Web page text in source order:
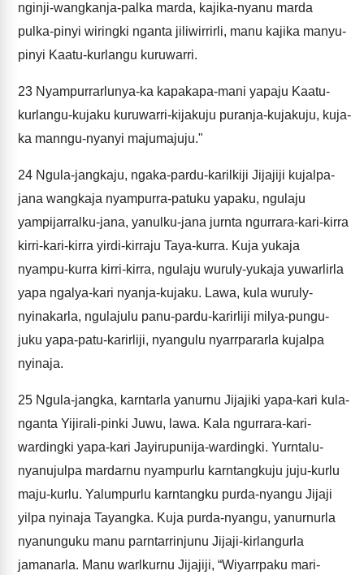
nginji-wangkanja-palka marda, kajika-nyanu marda
pulka-pinyi wiringki nganta jiliwirrirli, manu kajika manyu-
pinyi Kaatu-kurlangu kuruwarri.
23 Nyampurrarlunya-ka kapakapa-mani yapaju Kaatu-
kurlangu-kujaku kuruwarri-kijakuju puranja-kujakuju, kuja-
ka manngu-nyanyi majumajuju."
24 Ngula-jangkaju, ngaka-pardu-karilkiji Jijajiji kujalpa-
jana wangkaja nyampurra-patuku yapaku, ngulaju
yampijarralku-jana, yanulku-jana jurnta ngurrara-kari-kirra
kirri-kari-kirra yirdi-kirraju Taya-kurra. Kuja yukaja
nyampu-kurra kirri-kirra, ngulaju wuruly-yukaja yuwarlirla
yapa ngalya-kari nyanja-kujaku. Lawa, kula wuruly-
nyinakarla, ngulajulu panu-pardu-karirliji milya-pungu-
juku yapa-patu-karirliji, nyangulu nyarrpararla kujalpa
nyinaja.
25 Ngula-jangka, karntarla yanurnu Jijajiki yapa-kari kula-
nganta Yijirali-pinki Juwu, lawa. Kala ngurrara-kari-
wardingki yapa-kari Jayirupunija-wardingki. Yurntalu-
nyanujulpa mardarnu nyampurlu karntangkuju juju-kurlu
maju-kurlu. Yalumpurlu karntangku purda-nyangu Jijaji
yilpa nyinaja Tayangka. Kuja purda-nyangu, yanurnurla
nyanunguku manu parntarrinjunu Jijaji-kirlangurla
jamanarla. Manu warlkurnu Jijajiji, “Wiyarrpaku mari-